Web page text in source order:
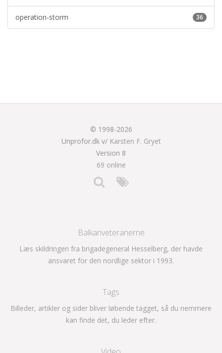
36
operation-storm
© 1998-2026
Unprofor.dk v/ Karsten F. Gryet
Version 8
69 online
Balkanveteranerne
Læs skildringen fra brigadegeneral Hesselberg, der havde
ansvaret for den nordlige sektor i 1993.
Tags
Billeder, artikler og sider bliver løbende tagget, så du nemmere
kan finde det, du leder efter.